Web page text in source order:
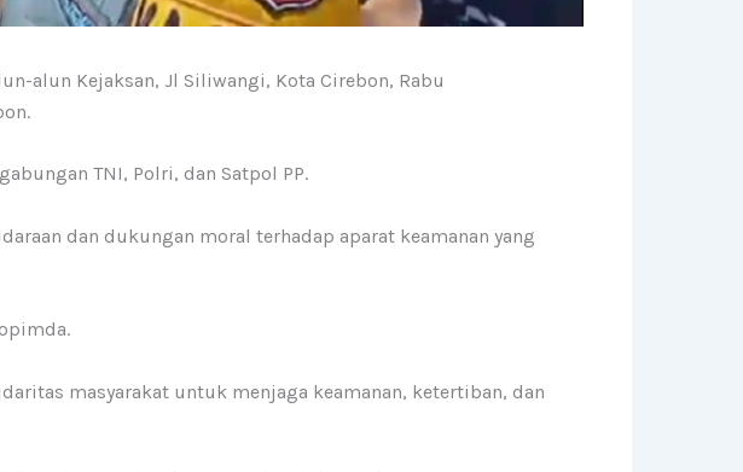
alun Kejaksan, Jl Siliwangi, Kota Cirebon, Rabu
TNI, Polri, dan Satpol PP.
dan dukungan moral terhadap aparat keamanan yang
masyarakat untuk menjaga keamanan, ketertiban, dan